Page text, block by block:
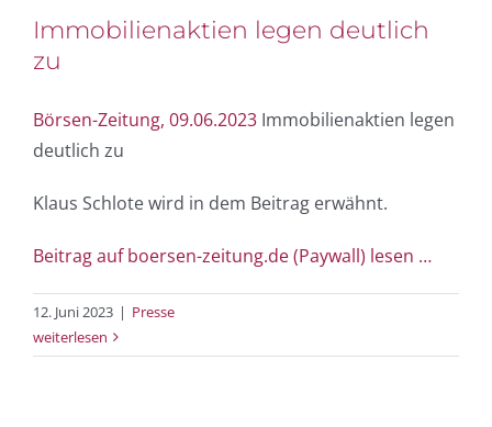
Immobilienaktien legen deutlich
zu
Börsen-Zeitung, 09.06.2023 Immobilienaktien legen
deutlich zu
Klaus Schlote wird in dem Beitrag erwähnt.
Beitrag auf boersen-zeitung.de (Paywall) lesen …
12. Juni 2023 | Presse
weiterlesen